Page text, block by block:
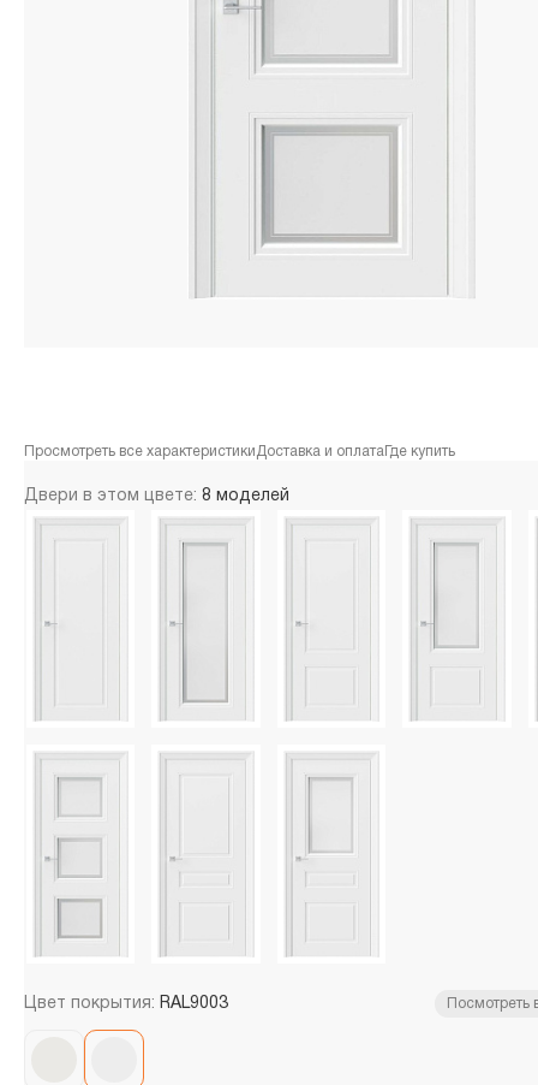
Просмотреть все характеристики Доставка и оплата Где купить
Двери в этом цвете: 8 моделей
Цвет покрытия: RAL9003 Посмотреть